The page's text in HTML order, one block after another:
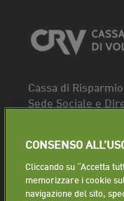
Cassa di
Sede Sociale e
Fax. 0588
Segui la pagina
CONSENSO
Cliccando su “Accetta
memorizzare i cookie
navigazione del sito,